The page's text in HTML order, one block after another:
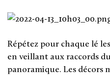
Répétez pour chaque lé
en veillant aux raccords
panoramique. Les décors